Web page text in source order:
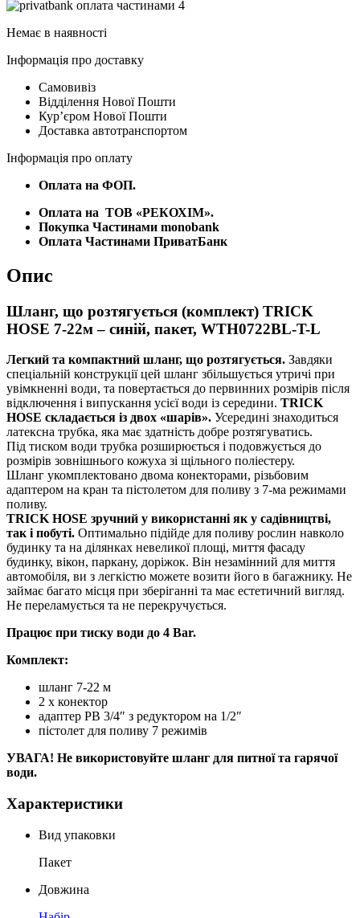
4
Немає в наявності
Інформація про доставку
Самовивіз
Відділення Нової Пошти
Курʼєром Нової Пошти
Доставка автотранспортом
Інформація про оплату
Оплата на ФОП.
Оплата на ТОВ «РЕКОХІМ».
Покупка Частинами monobank
Оплата Частинами ПриватБанк
Опис
Шланг, що розтягується (комплект) TRICK
HOSE 7-22м – синій, пакет, WTH0722BL-T-L
Легкий та компактний шланг, що розтягується. Завдяки
спеціальній конструкції цей шланг збільшується утричі при
увімкненні води, та повертається до первинних розмірів після
відключення і випускання усієї води із середини. TRICK
HOSE складається із двох «шарів». Усередині знаходиться
латексна трубка, яка має здатність добре розтягуватись.
Під тиском води трубка розширюється і подовжується до
розмірів зовнішнього кожуха зі щільного поліестеру.
Шланг укомплектовано двома конекторами, різьбовим
адаптером на кран та пістолетом для поливу з 7-ма режимами
поливу.
TRICK HOSE зручний у використанні як у садівництві,
так і побуті. Оптимально підійде для поливу рослин навколо
будинку та на ділянках невеликої площі, миття фасаду
будинку, вікон, паркану, доріжок. Він незамінний для миття
автомобіля, ви з легкістю можете возити його в багажнику. Не
займає багато місця при зберіганні та має естетичний вигляд.
Не переламується та не перекручується.
Працює при тиску води до 4 Bar.
Комплект:
шланг 7-22 м
2 х конектор
адаптер РВ 3/4″ з редуктором на 1/2″
пістолет для поливу 7 режимів
УВАГА! Не використовуйте шланг для питної та гарячої
води.
Характеристики
Вид упаковки
Пакет
Довжина